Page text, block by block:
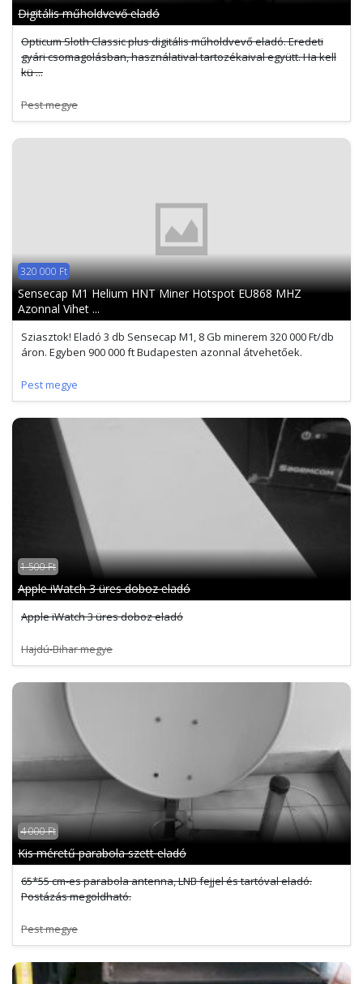
Digitális műholdvevő eladó
Opticum Sloth Classic plus digitális műholdvevő eladó. Eredeti
gyári csomagolásban, használatival tartozékaival együtt. Ha kell
kü ...
Pest megye
320 000 Ft
Sensecap M1 Helium HNT Miner Hotspot EU868 MHZ
Azonnal Vihet ...
Sziasztok! Eladó 3 db Sensecap M1, 8 Gb minerem 320 000 Ft/db
áron. Egyben 900 000 ft Budapesten azonnal átvehetőek.
Pest megye
1 500 Ft
Apple iWatch 3 üres doboz eladó
Apple iWatch 3 üres doboz eladó
Hajdú-Bihar megye
4 000 Ft
Kis méretű parabola szett eladó
65*55 cm-es parabola antenna, LNB fejjel és tartóval eladó.
Postázás megoldható.
Pest megye